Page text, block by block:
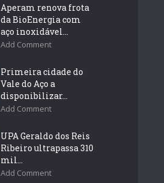
Aperam renova frota
da BioEnergia com
aço inoxidável...
Add Comment
Primeira cidade do
Vale do Aço a
disponibilizar...
Add Comment
UPA Geraldo dos Reis
Ribeiro ultrapassa 310
mil...
Add Comment